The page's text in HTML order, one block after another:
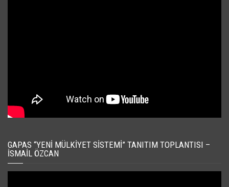
GAPAS “YENI MÜLKIYET SISTEMI” TANITIM TOPLANTISI –
İSMAIL ÖZCAN